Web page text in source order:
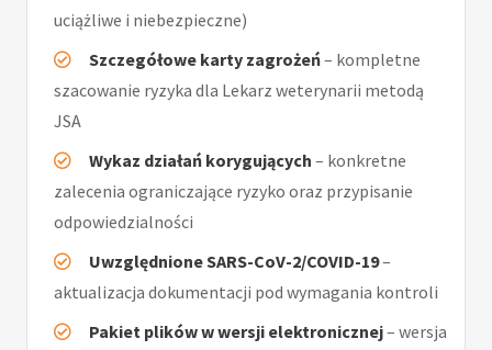
uciążliwe i niebezpieczne)
Szczegółowe karty zagrożeń– kompletne
szacowanie ryzyka dla Lekarz weterynarii metodą
JSA
Wykaz działań korygujących – konkretne
zalecenia ograniczające ryzyko oraz przypisanie
odpowiedzialności
Uwzględnione SARS-CoV-2/COVID-19–
aktualizacja dokumentacji pod wymagania kontroli
Pakiet plików w wersji elektronicznej– wersja